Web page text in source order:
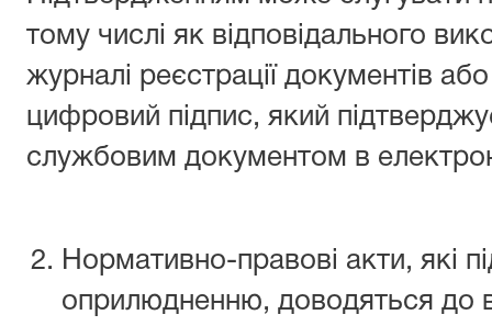
тому числі як відповідального
журналі реєстрації документів
цифровий підпис, який
службовим документом в
Нормативно-правові акти, які
оприлюдненню, доводяться до